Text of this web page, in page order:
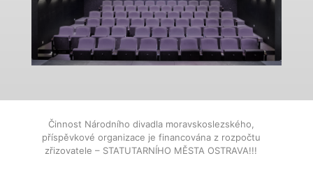
Činnost Národního divadla moravskoslezského,
příspěvkové organizace je financována z rozpočtu
zřizovatele – STATUTARNÍHO MĚSTA OSTRAVA!!!